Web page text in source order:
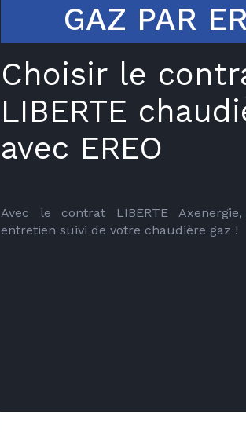
GAZ PAR
Choisir le
LIBERTE
avec EREO
Avec le contrat LIBERTE
entretien suivi de votre chaudière gaz !